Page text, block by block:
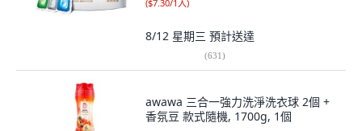
($7.30/1入)
8/12 星期三 預計送達
(631)
awawa 三合一強力洗淨洗衣球 2個 +
香氛豆 款式隨機, 1700g, 1個